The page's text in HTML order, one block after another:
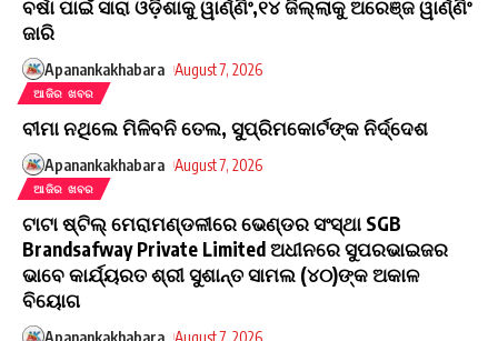
ବର୍ଷା ପାଇଁ ସାରା ଓଡ଼ିଶାକୁ ୱାର୍ଣ୍ଣିଂ,୧୪ ଜିଲ୍ଲାକୁ ଅରେଞ୍ଜ ୱାର୍ଣ୍ଣିଂ
ଜାରି
Apanankakhabara August 7, 2026
ଆଜିର ଖବର
ବୀମା ନଥିଲେ ମିଳିବନି ତେଲ, ସୁପ୍ରିମକୋର୍ଟଙ୍କ ନିର୍ଦ୍ଦେଶ
Apanankakhabara August 7, 2026
ଆଜିର ଖବର
ଟାଟା ଷ୍ଟିଲ୍ ମେରାମଣ୍ଡଳୀରେ ଭେଣ୍ଡର ସଂସ୍ଥା SGB
Brandsafway Private Limited ଅଧୀନରେ ସୁପରଭାଇଜର
ଭାବେ କାର୍ଯ୍ୟରତ ଶ୍ରୀ ସୁଶାନ୍ତ ସାମଲ (୪୦)ଙ୍କ ଅକାଳ
ବିୟୋଗ
Apanankakhabara August 7, 2026